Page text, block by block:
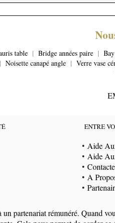
table | Bridge années paire |
| Noisette canapé angle | Verre vase
ENTRE
Aide
Aide
A
partenariat rémunéré. Quand